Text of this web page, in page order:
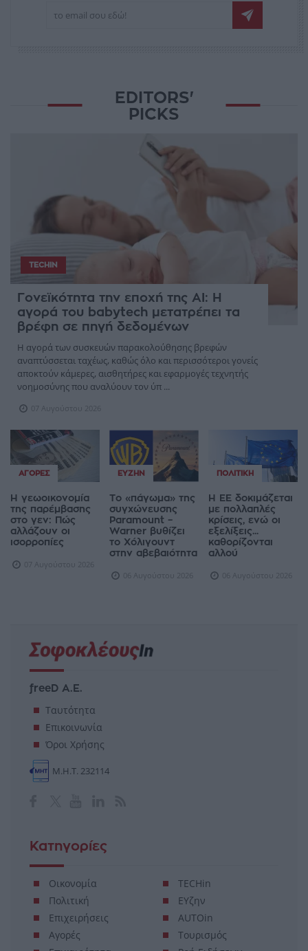
EDITORS'
PICKS
TECHIN
Γονεϊκότητα την εποχή της AI: Η
αγορά του babytech μετατρέπει τα
βρέφη σε πηγή δεδομένων
Η αγορά των συσκευών παρακολούθησης βρεφών
αναπτύσσεται ταχέως, καθώς όλο και περισσότεροι γονείς
αποκτούν κάμερες, αισθητήρες και εφαρμογές τεχνητής
νοημοσύνης που αναλύουν τον ύπ ...
07 Αυγούστου 2026
ΑΓΟΡΈΣ
Η γεωοικονομία
της παρέμβασης
στο γεν: Πώς
αλλάζουν οι
ισορροπίες
07 Αυγούστου 2026
ΕΥΖΗΝ
Το «πάγωμα» της
συγχώνευσης
Paramount –
Warner βυθίζει
το Χόλιγουντ
στην αβεβαιότητα
06 Αυγούστου 2026
ΠΟΛΙΤΙΚΉ
Η ΕΕ δοκιμάζεται
με πολλαπλές
κρίσεις, ενώ οι
εξελίξεις...
καθορίζονται
αλλού
06 Αυγούστου 2026